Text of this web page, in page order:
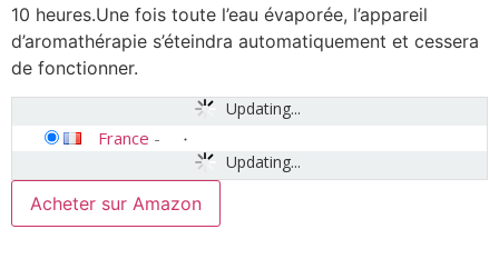
10 heures.Une fois toute l’eau évaporée, l’appareil
d’aromathérapie s’éteindra automatiquement et cessera
de fonctionner.
Updating...
Updating...
France -
Acheter sur Amazon